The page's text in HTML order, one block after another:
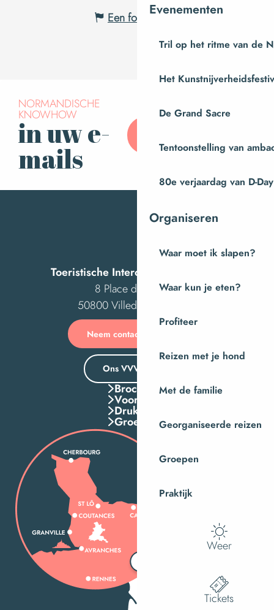
Evenementen
Tril op het ritme van de
Het
De Grand Sacre
Tentoonstelling van
80e verjaardag van D-Day
Organiseren
Waar moet ik slapen?
Waar kun je eten?
Profiteer
Reizen met je hond
Met de familie
Georganiseerde reizen
Groepen
Praktijk
Weer
Tickets
Een fout melden
NORMANDISCHE
KNOWHOW
in uw e-
mails
Toeristische Intercom van Villedieu
8 Place des Costils
50800 Villedieu-les-Poêles
Neem contact met ons op
Ons VVV-kantoor
Brochures
Voordelen
Druk Op
Groepen